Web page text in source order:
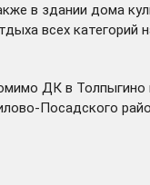
в здании дома
всех категорий
ДК в
Посадского